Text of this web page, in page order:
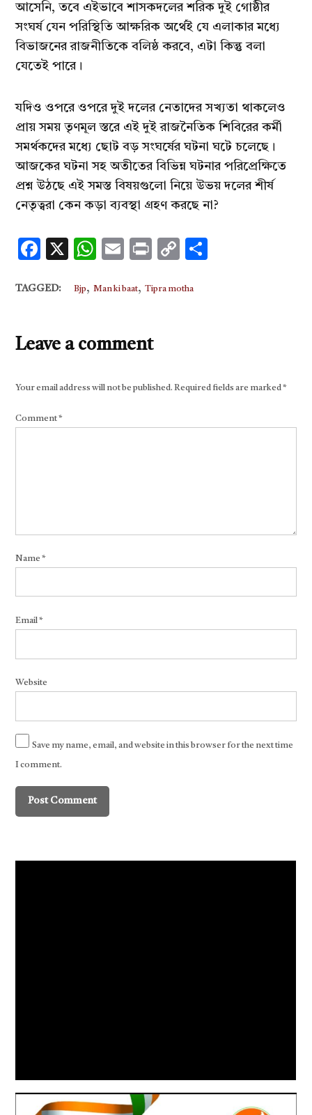
আসেনি, তবে এইভাবে শাসকদলের শরিক দুই গোষ্ঠীর
সংঘর্ষ যেন পরিস্থিতি আক্ষরিক অর্থেই যে এলাকার মধ্যে
বিভাজনের রাজনীতিকে বলিষ্ঠ করবে, এটা কিন্তু বলা
যেতেই পারে।
যদিও ওপরে ওপরে দুই দলের নেতাদের সখ্যতা থাকলেও
প্রায় সময় তৃণমূল স্তরে এই দুই রাজনৈতিক শিবিরের কর্মী
সমর্থকদের মধ্যে ছোট বড় সংঘর্ষের ঘটনা ঘটে চলেছে।
আজকের ঘটনা সহ অতীতের বিভিন্ন ঘটনার পরিপ্রেক্ষিতে
প্রশ্ন উঠছে এই সমস্ত বিষয়গুলো নিয়ে উভয় দলের শীর্ষ
নেতৃত্বরা কেন কড়া ব্যবস্থা গ্রহণ করছে না?
Facebook
X WhatsApp
EmailPrintCopy
TAGGED: Bjp,Man ki baat,Tipra motha
Leave a comment
Your email address will not be published. Required fields are marked*
Comment*
Name*
Email*
Website
Save my name, email, and website in this browser for the next time
I comment.